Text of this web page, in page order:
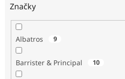
Značky
Albatros 9
Barrister & Principal 10